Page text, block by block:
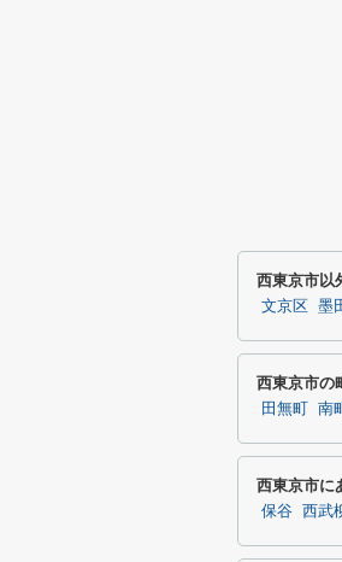
西東京市以
文京区 墨
西東京市の
田無町 南町
西東京市に
保谷 西武